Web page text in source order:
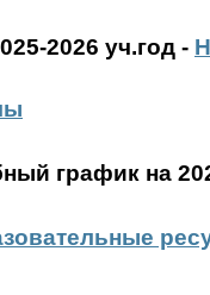
2026 уч.год -
график на